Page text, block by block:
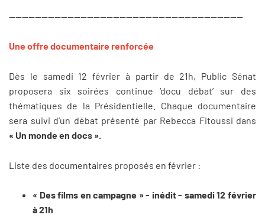
------------------------------------------------------------------------
Une offre documentaire renforcée
Dès le samedi 12 février à partir de 21h, Public Sénat
proposera six soirées continue ‘docu débat’ sur des
thématiques de la Présidentielle. Chaque documentaire
sera suivi d’un débat présenté par Rebecca Fitoussi dans
« Un monde en docs ».
Liste des documentaires proposés en février :
« Des films en campagne » - inédit - samedi 12 février
à 21h